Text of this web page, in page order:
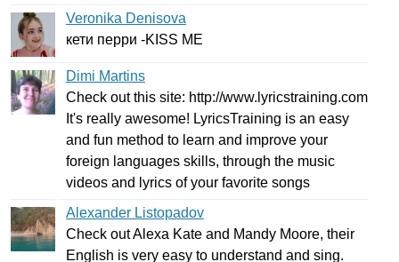
Veronika Denisova
кети перри -KISS ME
Dimi Martins
Check out this site: http://www. lyricstraining.com
It's really awesome! LyricsTraining is an easy
and fun method to learn and improve your
foreign languages skills, through the music
videos and lyrics of your favorite songs
Alexander Listopadov
Check outAlexa Kate and Mandy Moore, their
English is very easy to understand and sing.